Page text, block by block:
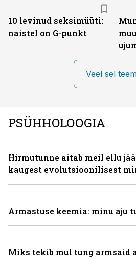
10 levinud seksimüüti:
naistel on G-punkt
Veel sel
PSÜHHOLOOGIA
Hirmutunne aitab meil ellu
kaugest evolutsioonilisest
Armastuse keemia: minu aju
Miks tekib mul tung armsaid